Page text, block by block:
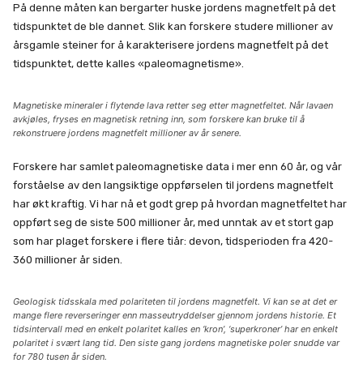
På denne måten kan bergarter huske jordens magnetfelt på det
tidspunktet de ble dannet. Slik kan forskere studere millioner av
årsgamle steiner for å karakterisere jordens magnetfelt på det
tidspunktet, dette kalles «paleomagnetisme».
Magnetiske mineraler i flytende lava retter seg etter magnetfeltet. Når lavaen
avkjøles, fryses en magnetisk retning inn, som forskere kan bruke til å
rekonstruere jordens magnetfelt millioner av år senere.
Forskere har samlet paleomagnetiske data i mer enn 60 år, og vår
forståelse av den langsiktige oppførselen til jordens magnetfelt
har økt kraftig. Vi har nå et godt grep på hvordan magnetfeltet har
oppført seg de siste 500 millioner år, med unntak av et stort gap
som har plaget forskere i flere tiår: devon, tidsperioden fra 420-
360 millioner år siden.
Geologisk tidsskala med polariteten til jordens magnetfelt. Vi kan se at det er
mange flere reverseringer enn masseutryddelser gjennom jordens historie. Et
tidsintervall med en enkelt polaritet kalles en ‘kron’, ‘superkroner’ har en enkelt
polaritet i svært lang tid. Den siste gang jordens magnetiske poler snudde var
for 780 tusen år siden.